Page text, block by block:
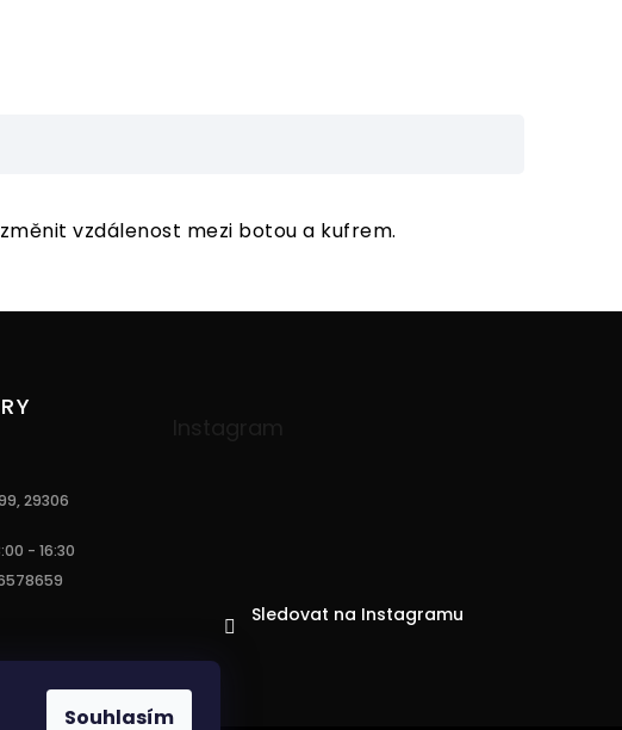
Souhlasím
vzdálenost mezi botou a kufrem.
29306
- 16:30
Sledovat na Instagramu